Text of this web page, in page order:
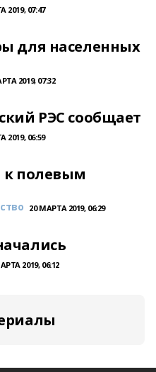
2019, 07:47
для населенных
2019, 07:32
РЭС сообщает
2019, 06:59
к полевым
20 МАРТА 2019, 06:29
2019, 06:12